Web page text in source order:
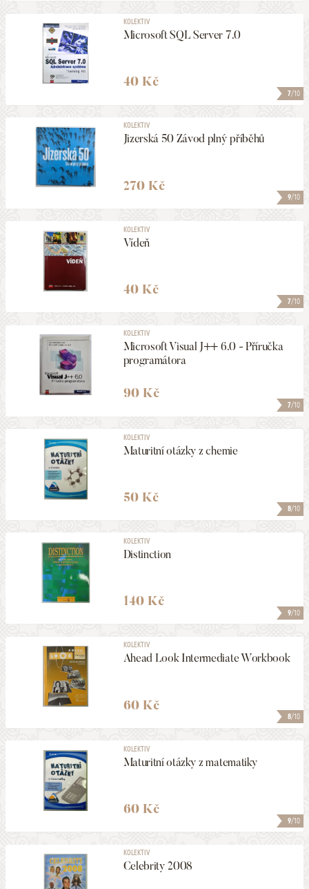
7/10
KOLEKTIV
Microsoft SQL Server 7.0
40 Kč
9/10
KOLEKTIV
Jizerská 50 Závod plný příběhů
270 Kč
7/10
KOLEKTIV
Vídeň
40 Kč
7/10
KOLEKTIV
Microsoft Visual J++ 6.0 - Příručka
programátora
90 Kč
8/10
KOLEKTIV
Maturitní otázky z chemie
50 Kč
9/10
KOLEKTIV
Distinction
140 Kč
8/10
KOLEKTIV
Ahead Look Intermediate Workbook
60 Kč
9/10
KOLEKTIV
Maturitní otázky z matematiky
60 Kč
KOLEKTIV
Celebrity 2008